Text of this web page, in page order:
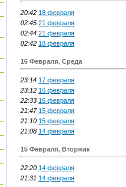
20:42 18 февраля
02:45 21 февраля
02:44 21 февраля
02:42 18 февраля
16 Февраля, Среда
23:14 17 февраля
23:12 16 февраля
22:33 16 февраля
21:47 15 февраля
21:10 15 февраля
21:08 14 февраля
15 Февраля, Вторник
22:20 14 февраля
21:31 14 февраля